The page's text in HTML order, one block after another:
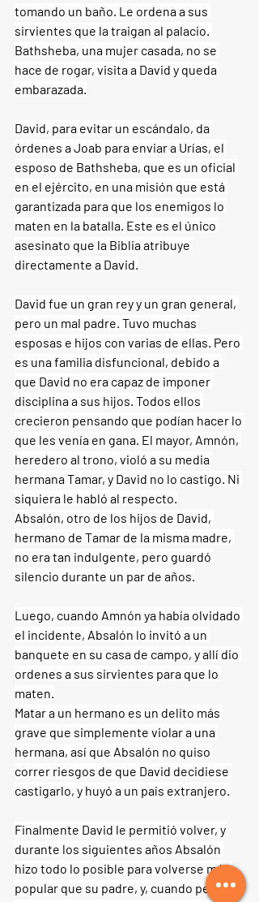
tomando un baño. Le ordena a sus
sirvientes que la traigan al palacio.
Bathsheba, una mujer casada, no se
hace de rogar, visita a David y queda
embarazada.
David, para evitar un escándalo, da
órdenes a Joab para enviar a Urías, el
esposo de Bathsheba, que es un oficial
en el ejército, en una misión que está
garantizada para que los enemigos lo
maten en la batalla. Este es el único
asesinato que la Biblia atribuye
directamente a David.
David fue un gran rey y un gran general,
pero un mal padre. Tuvo muchas
esposas e hijos con varias de ellas. Pero
es una familia disfuncional, debido a
que David no era capaz de imponer
disciplina a sus hijos. Todos ellos
crecieron pensando que podían hacer lo
que les venía en gana. El mayor, Amnón,
heredero al trono, violó a su media
hermana Tamar, y David no lo castigo. Ni
siquiera le habló al respecto.
Absalón, otro de los hijos de David,
hermano de Tamar de la misma madre,
no era tan indulgente, pero guardó
silencio durante un par de años.
Luego, cuando Amnón ya había olvidado
el incidente, Absalón lo invitó a un
banquete en su casa de campo, y allí dio
ordenes a sus sirvientes para que lo
maten.
Matar a un hermano es un delito más
grave que simplemente violar a una
hermana, así que Absalón no quiso
correr riesgos de que David decidiese
castigarlo, y huyó a un país extranjero.
Finalmente David le permitió volver, y
durante los siguientes años Absalón
hizo todo lo posible para volverse más
popular que su padre, y, cuando pensó